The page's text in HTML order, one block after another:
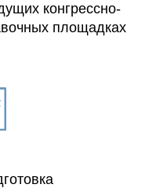
конгрессно-
площадках